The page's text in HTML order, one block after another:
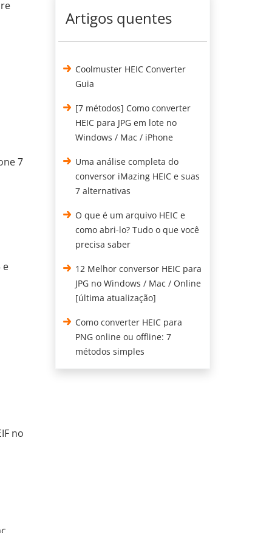
7
e
no
Artigos quentes
Coolmuster HEIC Converter
Guia
[7 métodos] Como converter
HEIC para JPG em lote no
Windows / Mac / iPhone
Uma análise completa do
conversor iMazing HEIC e suas
7 alternativas
O que é um arquivo HEIC e
como abri-lo? Tudo o que você
precisa saber
12 Melhor conversor HEIC para
JPG no Windows / Mac / Online
[última atualização]
Como converter HEIC para
PNG online ou offline: 7
métodos simples